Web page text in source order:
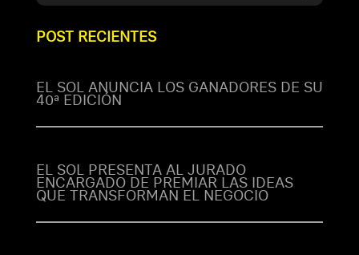
POST RECIENTES
EL SOL ANUNCIA LOS GANADORES DE SU
40ª EDICIÓN
EL SOL PRESENTA AL JURADO
ENCARGADO DE PREMIAR LAS IDEAS
QUE TRANSFORMAN EL NEGOCIO